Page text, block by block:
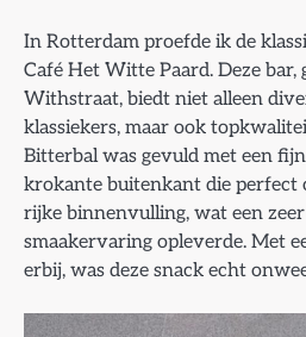
In Rotterdam proefde ik de
Café Het Witte Paard. Deze bar,
Withstraat, biedt niet alleen
klassiekers, maar ook
Bitterbal was gevuld met een
krokante buitenkant die perfect
rijke binnenvulling, wat een
smaakervaring opleverde. Met
erbij, was deze snack echt